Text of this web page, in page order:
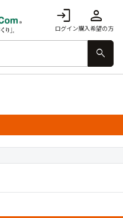
login
ログイン
person
購入希望の方
search